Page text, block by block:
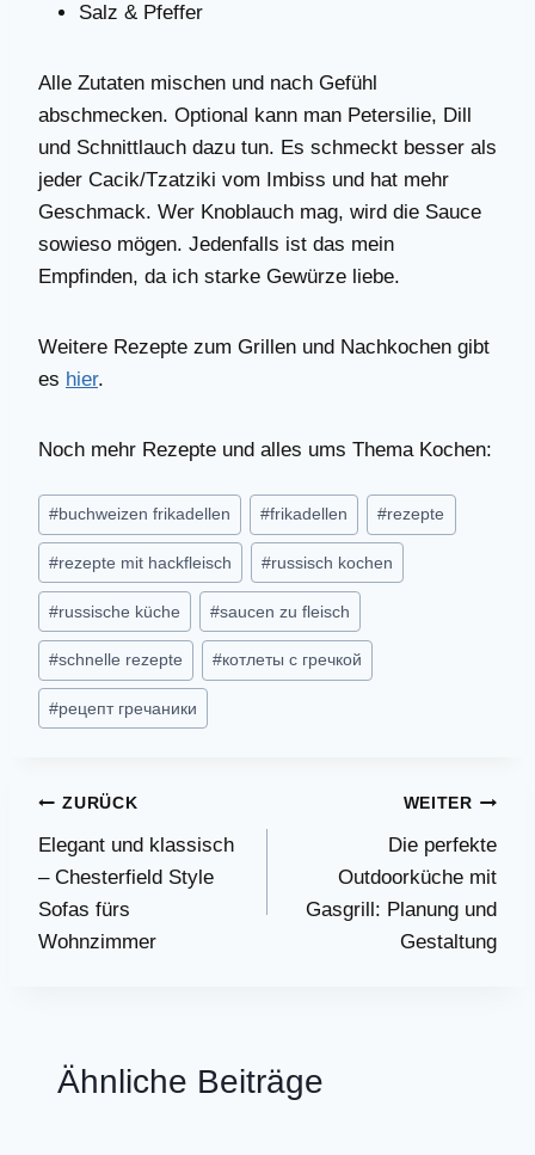
Salz & Pfeffer
Alle Zutaten mischen und nach Gefühl
abschmecken. Optional kann man Petersilie, Dill
und Schnittlauch dazu tun. Es schmeckt besser als
jeder Cacik/Tzatziki vom Imbiss und hat mehr
Geschmack. Wer Knoblauch mag, wird die Sauce
sowieso mögen. Jedenfalls ist das mein
Empfinden, da ich starke Gewürze liebe.
Weitere Rezepte zum Grillen und Nachkochen gibt
es hier.
Noch mehr Rezepte und alles ums Thema Kochen:
Schlagworte:
#buchweizen frikadellen #frikadellen #rezepte
#rezepte mit hackfleisch #russisch kochen
#russische küche #saucen zu fleisch
#schnelle rezepte #котлеты с гречкой
#рецепт гречаники
Beitragsnavigation
ZURÜCK
Elegant und klassisch
– Chesterfield Style
Sofas fürs
Wohnzimmer
WEITER
Die perfekte
Outdoorküche mit
Gasgrill: Planung und
Gestaltung
Ähnliche Beiträge